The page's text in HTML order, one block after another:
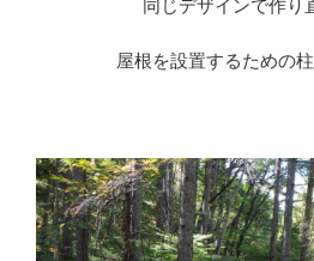
同じデザインで作り
屋根を設置するための柱